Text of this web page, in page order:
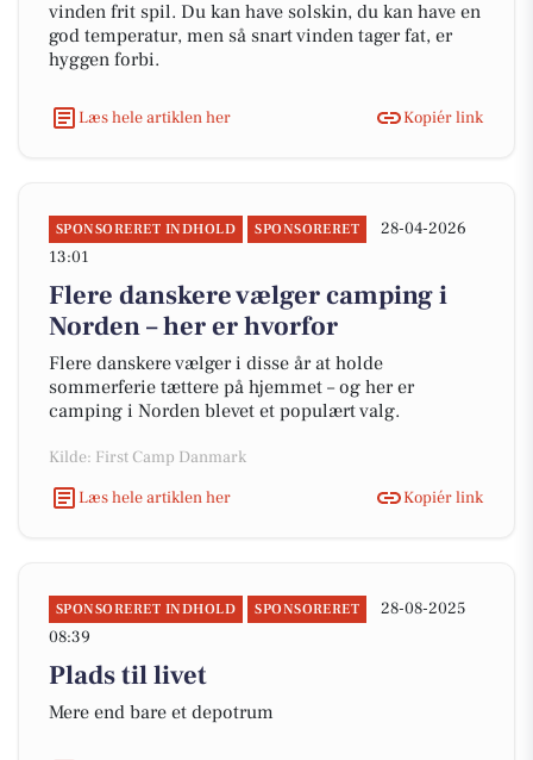
vinden frit spil. Du kan have solskin, du kan have en
god temperatur, men så snart vinden tager fat, er
hyggen forbi.
Læs hele artiklen her Kopiér link
SPONSORERET INDHOLD SPONSORERET
28-04-2026
13:01
Flere danskere vælger camping i
Norden – her er hvorfor
Flere danskere vælger i disse år at holde
sommerferie tættere på hjemmet – og her er
camping i Norden blevet et populært valg.
Kilde: First Camp Danmark
Læs hele artiklen her
Kopiér link
SPONSORERET INDHOLD SPONSORERET
28-08-2025
08:39
Plads til livet
Mere end bare et depotrum